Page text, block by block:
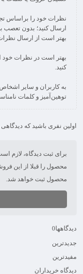
نظرات خود را براساس
ارسال کنید؛ بدون تعصب
بهتر است در نظرات خود
به کاربران و سایر
توهین‌آمیز و کلمات
اولین نفری باشید که
برای ثبت دیدگاه، لازم
محصول را قبلا از این
محصول ثبت خواهد شد.
دیدگاهها0
جدیدترین
مفیدترین
دیدگاه خریداران